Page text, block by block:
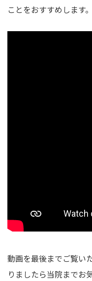
ことをおすすめします。
動画を最後までご覧い
りましたら当院までお